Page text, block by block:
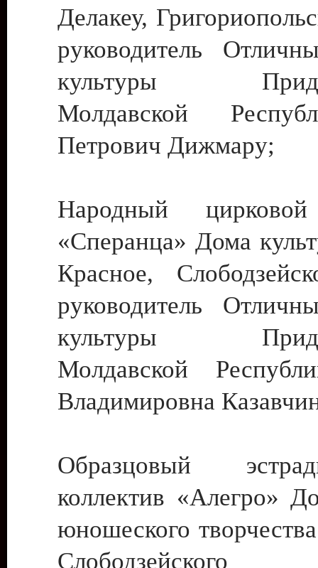
Делакеу,
руководитель
культуры
Молдавской
Петрович Дижмару;
Народный цирковой
«Сперанца» Дома
Красное,
руководитель
культуры
Молдавской
Владимировна
Образцовый
коллектив «Алегро»
юношеского